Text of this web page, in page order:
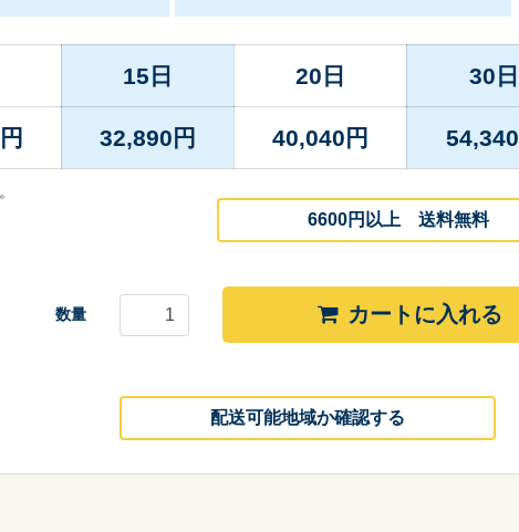
15日 20日 30日
円 32,890 円 40,040 円 54,340
6600円以上 送料無料
数量 カートに入れる
配送可能地域か確認する